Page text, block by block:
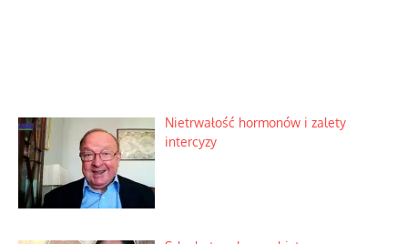
Nietrwałość hormonów i zalety
intercyzy